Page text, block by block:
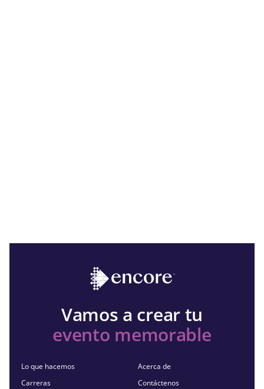
Vamos a crear tu
evento memorable
Lo que hacemos
Carreras
Acerca de
Contáctenos